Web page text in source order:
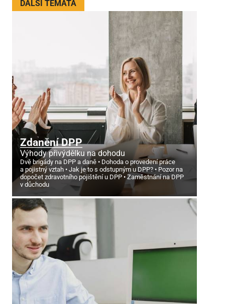
DALŠÍ TÉMATA
Zdanění DPP
Výhody přivýdělku na dohodu
Dvě brigády na DPP a daně
Dohoda o provedení práce
a pojistný vztah
Jak je to s odstupným u DPP?
Pozor na
dopočet zdravotního pojištění u DPP
Zaměstnání na DPP
v důchodu